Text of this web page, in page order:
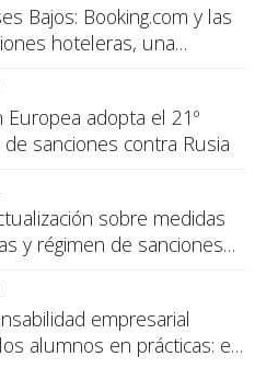
Bajos: Booking.com y las
hoteleras, una
Europea adopta el 21º
sanciones contra Rusia
sobre medidas
y régimen de sanciones
empresarial
alumnos en prácticas: el